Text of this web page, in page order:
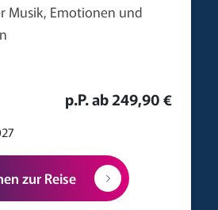
Musik, Emotionen und
p.P. ab 249,90 €
zur Reise